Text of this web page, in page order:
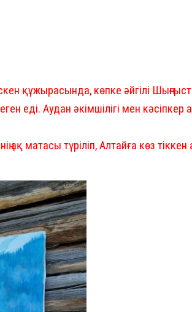
құжырасында, көпке әйгілі
еді. Аудан әкімшілігі мен
ақ матасы түріліп, Алтайға көз